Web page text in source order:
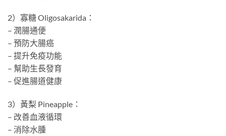
2）寡糖 Oligosakarida：
– 潤腸通便
– 預防大腸癌
– 提升免疫功能
– 幫助生長發育
– 促進腸道健康
3）黃梨 Pineapple：
– 改善血液循環
– 消除水腫